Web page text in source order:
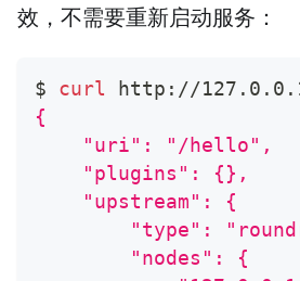
效，不需要重新启动服务：
$ curl http://
{
    "uri": "/hello",
    "plugins": {},
    "upstream": {
"type":
        "nodes": {